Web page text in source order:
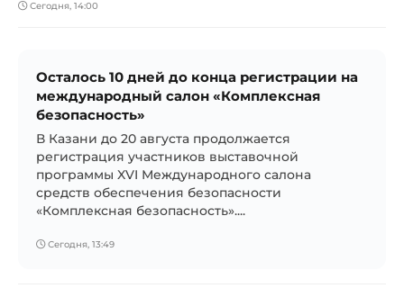
Сегодня, 14:00
Осталось 10 дней до конца регистрации на
международный салон «Комплексная
безопасность»
В Казани до 20 августа продолжается
регистрация участников выставочной
программы XVI Международного салона
средств обеспечения безопасности
«Комплексная безопасность»....
Сегодня, 13:49